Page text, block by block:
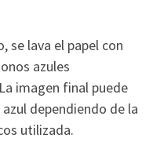
se lava el papel con
azules
imagen final puede
dependiendo de la
utilizada.